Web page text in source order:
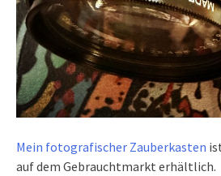
Mein fotografischer Zauberkasten
auf dem Gebrauchtmarkt erhältlich.